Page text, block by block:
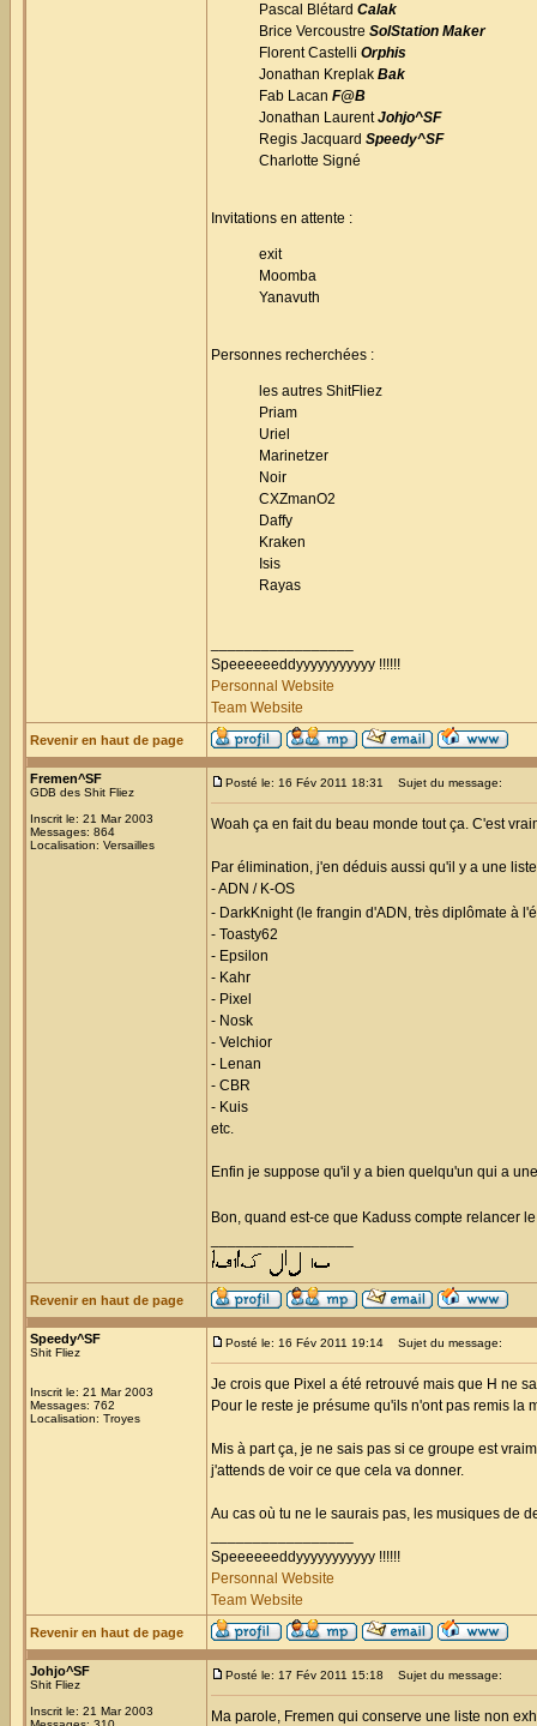
Pascal Blétard Calak
Brice Vercoustre SolStation Maker
Florent Castelli Orphis
Jonathan Kreplak Bak
Fab Lacan F@B
Jonathan LaurentJohjo^SF
Regis Jacquard Speedy^SF
Charlotte Signé
Invitations en attente :
exit
Moomba
Yanavuth
Personnes recherchées :
les autres ShitFliez
Priam
Uriel
Marinetzer
Noir
CXZmanO2
Daffy
Kraken
Isis
Rayas
Speeeeeeddyyyyyyyyyyy !!!!!!
Personnal Website
Team Website
Revenir en haut de page
Fremen^SF
GDB des Shit Fliez
Inscrit le: 21 Mar 2003
Messages: 864
Localisation: Versailles
Posté le: 16 Fév 2011 18:31 Sujet du message:
Woah ça en fait du beau monde tout ça. C'est
Par élimination, j'en déduis aussi qu'il y a une
- ADN / K-OS
- DarkKnight (le frangin d'ADN, très diplômate à
- Toasty62
- Epsilon
- Kahr
- Pixel
- Nosk
- Velchior
- Lenan
- CBR
- Kuis
etc.
Enfin je suppose qu'il y a bien quelqu'un qui a
Bon, quand est-ce que Kaduss compte relancer
Revenir en haut de page
Speedy^SF
Shit Fliez
Inscrit le: 21 Mar 2003
Messages: 762
Localisation: Troyes
Posté le: 16 Fév 2011 19:14 Sujet du message:
Je crois que Pixel a été retrouvé mais que H ne
Pour le reste je présume qu'ils n'ont pas remis la
Mis à part ça, je ne sais pas si ce groupe est
j'attends de voir ce que cela va donner.
Au cas où tu ne le saurais pas, les musiques de
Speeeeeeddyyyyyyyyyyy !!!!!!
Personnal Website
Team Website
Revenir en haut de page
Johjo^SF
Shit Fliez
Inscrit le: 21 Mar 2003
Posté le: 17 Fév 2011 15:18 Sujet du message:
Ma parole, Fremen qui conserve une liste non